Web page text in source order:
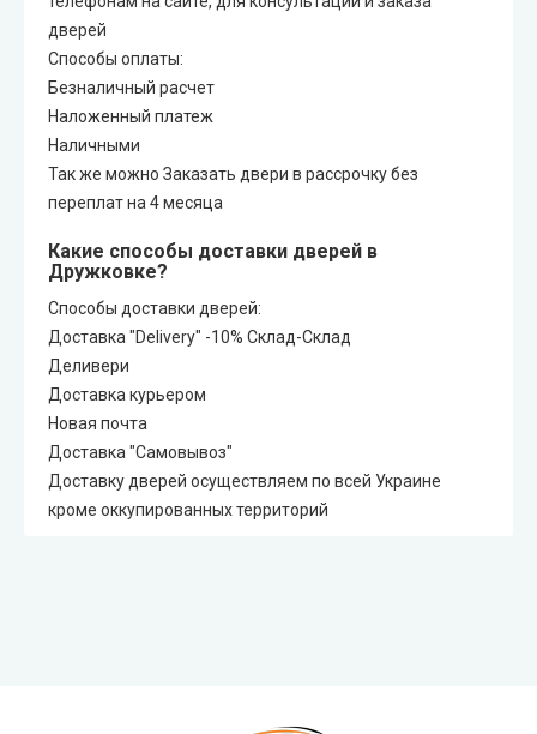
дверей
Способы оплаты:
Безналичный расчет
Наложенный платеж
Наличными
Так же можно Заказать двери в рассрочку без
переплат на 4 месяца
Какие способы доставки дверей в
Дружковке?
Способы доставки дверей:
Доставка "Delivery" -10% Склад-Склад
Деливери
Доставка курьером
Новая почта
Доставка "Самовывоз"
Доставку дверей осуществляем по всей Украине
кроме оккупированных территорий